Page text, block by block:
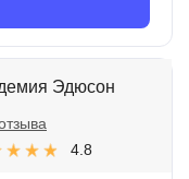
Эдюсон
4.8